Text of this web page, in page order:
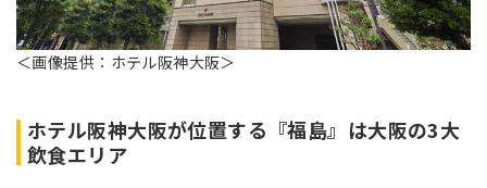
＜画像提供：ホテル阪神大阪＞
ホテル阪神大阪が位置する『福島』は大阪の3大
飲食エリア